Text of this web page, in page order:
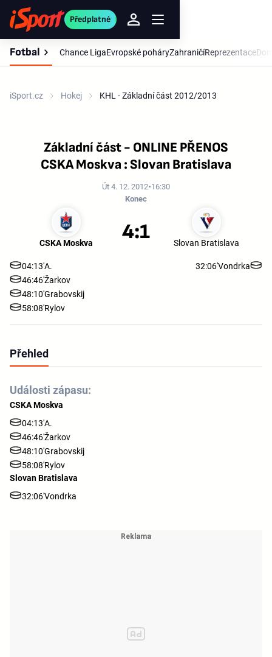
Předplatné
Fotbal Chance LigaEvropské poháryZahraničíReprezentace
iSport.cz Hokej KHL - Základní část 2012/2013
Základní část - ONLINE PŘENOS
CSKA Moskva : Slovan Bratislava
Út 4. 12. 2012 16:30
Konec
CSKA Moskva Slovan Bratislava
4:1
04:13'A.
46:46'Žarkov
48:10'Grabovskij
58:08'Rylov
32:06'Vondrka
Přehled
Události zápasu:
CSKA Moskva
04:13'A.
46:46'Žarkov
48:10'Grabovskij
58:08'Rylov
Slovan Bratislava
32:06'Vondrka